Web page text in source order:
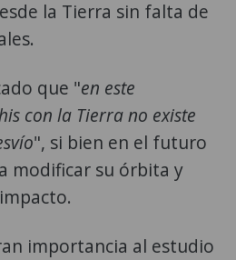
la Tierra sin falta de
que "en este
con la Tierra no existe
", si bien en el futuro
modificar su órbita y
importancia al estudio